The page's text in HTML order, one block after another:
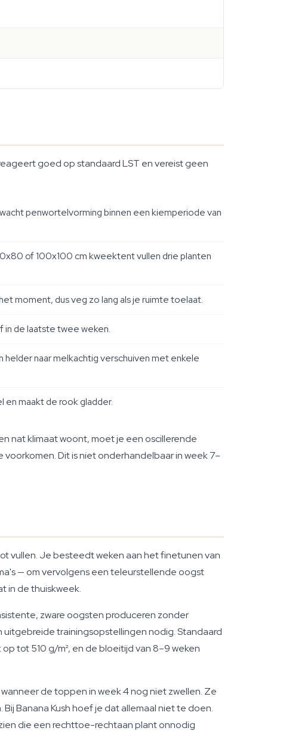
goed op standaard LST en vereist geen
penwortelvorming binnen een kiemperiode van
of 100x100 cm kweektent vullen drie planten
moment, dus veg zo lang als je ruimte toelaat.
de laatste twee weken.
naar melkachtig verschuiven met enkele
en maakt de rook gladder.
nat klimaat woont, moet je een oscillerende
Dit is niet onderhandelbaar in week 7–
vullen. Je besteedt weken aan het finetunen van
— om vervolgens een teleurstellende oogst
in de thuiskweek.
zware oogsten produceren zonder
trainingsopstellingen nodig. Standaard
tot 510 g/m², en de bloeitijd van 8–9 weken
de toppen in week 4 nog niet zwellen. Ze
Banana Kush hoef je dat allemaal niet te doen.
die een rechttoe-rechtaan plant onnodig